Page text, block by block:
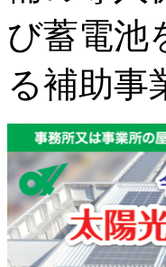
び蓄電池
る補助事